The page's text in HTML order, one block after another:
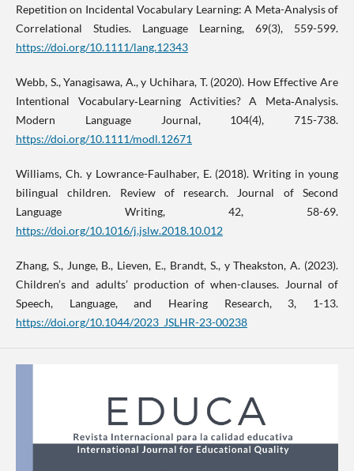
Repetition on Incidental Vocabulary Learning: A Meta-Analysis of
Correlational Studies. Language Learning, 69(3), 559-599.
https://doi.org/10.1111/lang.12343
Webb, S., Yanagisawa, A., y Uchihara, T. (2020). How Effective Are
Intentional Vocabulary‐Learning Activities? A Meta‐Analysis.
Modern Language Journal, 104(4), 715-738.
https://doi.org/10.1111/modl.12671
Williams, Ch. y Lowrance-Faulhaber, E. (2018). Writing in young
bilingual children. Review of research. Journal of Second
Language Writing, 42, 58-69.
https://doi.org/10.1016/j.jslw.2018.10.012
Zhang, S., Junge, B., Lieven, E., Brandt, S., y Theakston, A. (2023).
Children’s and adults’ production of when-clauses. Journal of
Speech, Language, and Hearing Research, 3, 1-13.
https://doi.org/10.1044/2023_JSLHR-23-00238